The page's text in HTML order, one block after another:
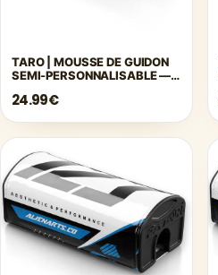
TARO | MOUSSE DE GUIDON
SEMI-PERSONNALISABLE —
24.99€